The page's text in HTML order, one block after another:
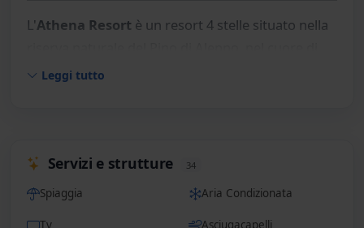
L'Athena Resort è un resort 4 stelle situato nella
una natura preservata,
Giardini di Athena.
I servizi
Leggi tutto
Servizi e strutture 34
Spiaggia Aria Condizionata